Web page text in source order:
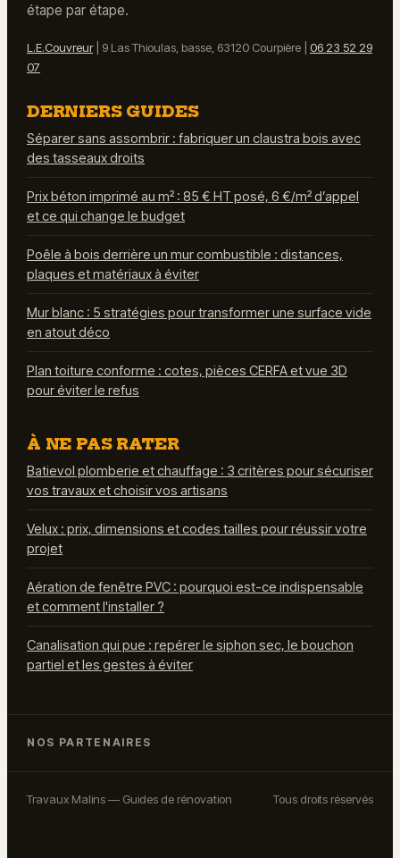
étape par étape.
L.E.Couvreur| 9 Las Thioulas, basse, 63120 Courpière
06 23 52 29
07
DERNIERS GUIDES
Séparer sans assombrir : fabriquer un claustra bois avec
des tasseaux droits
Prix béton imprimé au m² : 85 € HT posé, 6 €/m² d’appel
et ce qui change le budget
Poêle à bois derrière un mur combustible : distances,
plaques et matériaux à éviter
Mur blanc : 5 stratégies pour transformer une surface vide
en atout déco
Plan toiture conforme : cotes, pièces CERFA et vue 3D
pour éviter le refus
À NE PAS RATER
Batievol plomberie et chauffage : 3 critères pour sécuriser
vos travaux et choisir vos artisans
Velux : prix, dimensions et codes tailles pour réussir votre
projet
Aération de fenêtre PVC : pourquoi est-ce indispensable
et comment l'installer ?
Canalisation qui pue : repérer le siphon sec, le bouchon
partiel et les gestes à éviter
NOS PARTENAIRES
Travaux Malins — Guides de rénovation Tous droits réservés